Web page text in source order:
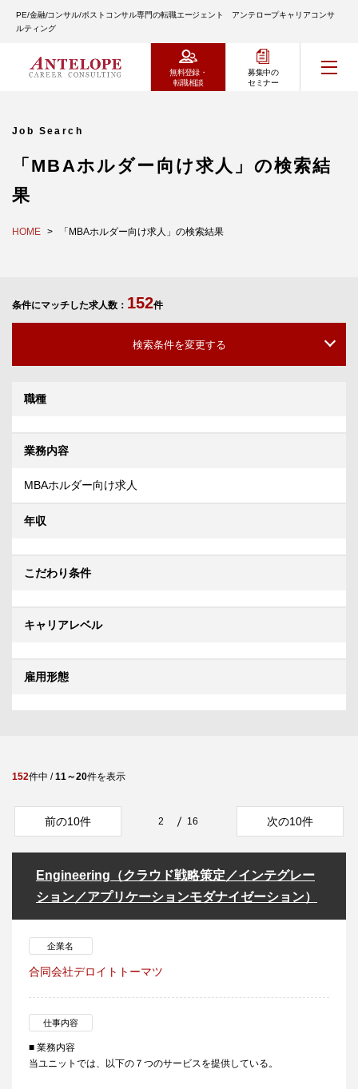
PE/金融/コンサル/ポストコンサル専門の転職エージェント アンテロープキャリアコンサ
ルティング
無料登録・
転職相談
募集中の
セミナー
Job Search
「MBAホルダー向け求人」の検索結
果
HOME 「MBAホルダー向け求人」の検索結果
条件にマッチした求人数： 152件
検索条件を変更する
職種
業務内容
MBAホルダー向け求人
年収
こだわり条件
キャリアレベル
雇用形態
152件中 /11～20件を表示
前の10件 2 16 次の10件
Engineering（クラウド戦略策定／インテグレー
ション／アプリケーションモダナイゼーション）
企業名
合同会社デロイトトーマツ
仕事内容
■ 業務内容
当ユニットでは、以下の７つのサービスを提供している。